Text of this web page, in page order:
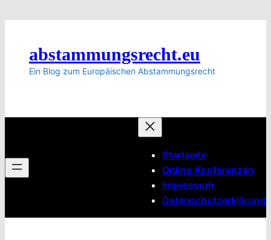
abstammungsrecht.eu
Ein Blog zum Europäischen Abstammungsrecht
Startseite
Online.Konferenzen
Impressum
Datenschutzerklärung